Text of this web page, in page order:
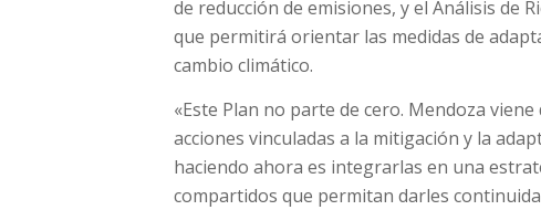
de reducción de emisiones, y el Análisis de
que permitirá orientar las medidas de
cambio climático.
«Este Plan no parte de cero. Mendoza
acciones vinculadas a la mitigación y la
haciendo ahora es integrarlas en una
compartidos que permitan darles